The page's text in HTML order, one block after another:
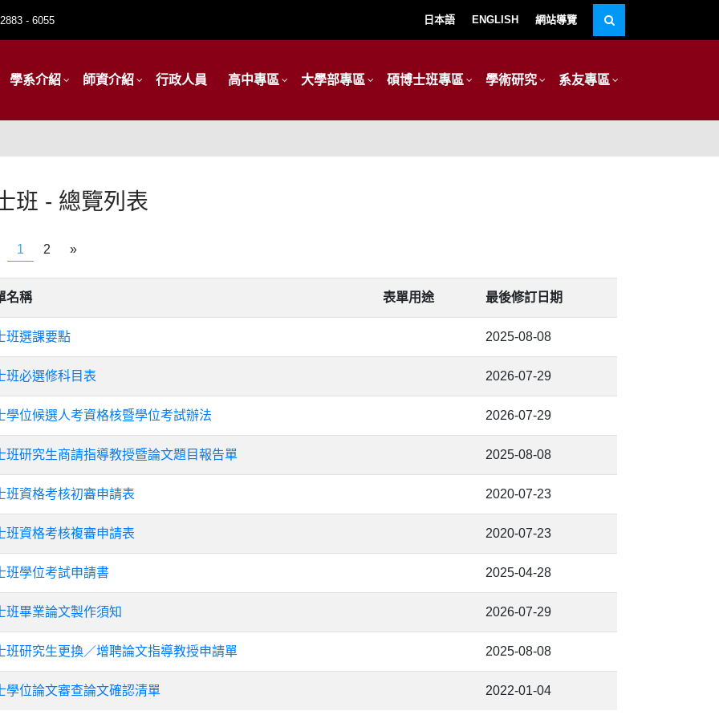
- 6055 日本語 ENGLISH 網站導覽
學系介紹 師資介紹 行政人員 高中專區 大學部專區 碩博士班專區 學術研究 系友專區
班 - 總覽列表
1 2 »
名稱 表單用途 最後修訂日期
班選課要點 2025-08-08
班必選修科目表 2026-07-29
學位候選人考資格核暨學位考試辦法 2026-07-29
班研究生商請指導教授暨論文題目報告單 2025-08-08
班資格考核初審申請表 2020-07-23
班資格考核複審申請表 2020-07-23
班學位考試申請書 2025-04-28
班畢業論文製作須知 2026-07-29
班研究生更換／增聘論文指導教授申請單 2025-08-08
學位論文審查論文確認清單 2022-01-04